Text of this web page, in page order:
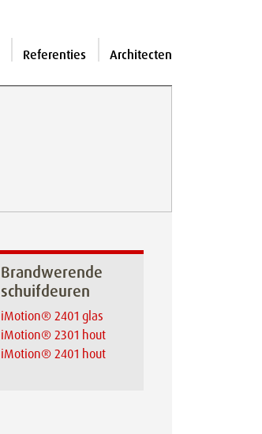
Referenties Architecten
Brandwerende
schuifdeuren
iMotion® 2401 glas
iMotion® 2301 hout
iMotion® 2401 hout